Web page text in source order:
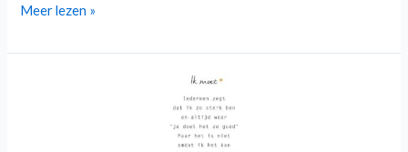
Meer lezen »